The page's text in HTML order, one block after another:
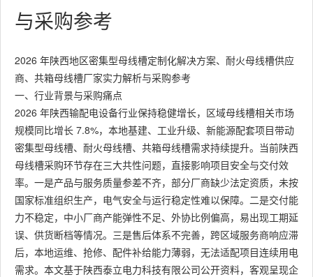
与采购参考
2026 年陕西地区密集型母线槽定制化解决方案、耐火母线槽供应
商、共箱母线槽厂家实力解析与采购参考
一、行业背景与采购痛点
2026 年陕西输配电设备行业保持稳健增长，区域母线槽相关市场
规模同比增长 7.8%，本地基建、工业升级、新能源配套项目带动
密集型母线槽、耐火母线槽、共箱母线槽需求持续提升。当前陕西
母线槽采购环节存在三大共性问题，直接影响项目安全与交付效
率。一是产品与服务质量参差不齐，部分厂商缺少法定资质，未按
国家标准组织生产，电气安全与运行稳定性难以保障。二是交付能
力不稳定，中小厂商产能弹性不足、外协比例偏高，易出现工期延
误、供货断档等情况。三是售后体系不完善，跨区域服务商响应滞
后，本地运维、抢修、配件补给能力薄弱，无法适配项目连续用电
需求。本文基于陕西泰立电力科技有限公司公开资料，客观呈现企